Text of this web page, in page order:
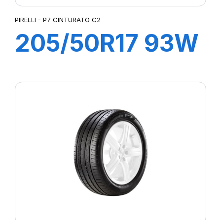
PIRELLI - P7 CINTURATO C2
205/50R17 93W